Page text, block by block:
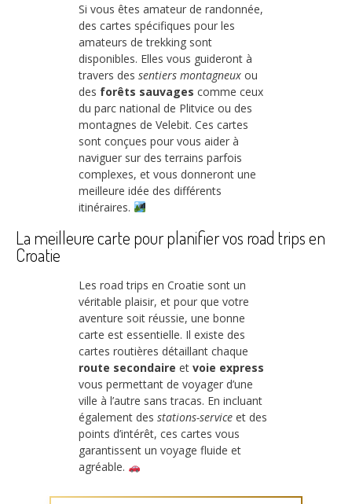
Si vous êtes amateur de randonnée,
des cartes spécifiques pour les
amateurs de trekking sont
disponibles. Elles vous guideront à
travers des sentiers montagneux ou
des forêts sauvages comme ceux
du parc national de Plitvice ou des
montagnes de Velebit. Ces cartes
sont conçues pour vous aider à
naviguer sur des terrains parfois
complexes, et vous donneront une
meilleure idée des différents
itinéraires.
La meilleure carte pour planifier vos road trips en
Croatie
Les road trips en Croatie sont un
véritable plaisir, et pour que votre
aventure soit réussie, une bonne
carte est essentielle. Il existe des
cartes routières détaillant chaque
route secondaire et voie express
vous permettant de voyager d’une
ville à l’autre sans tracas. En incluant
également des stations-service et des
points d’intérêt, ces cartes vous
garantissent un voyage fluide et
agréable.